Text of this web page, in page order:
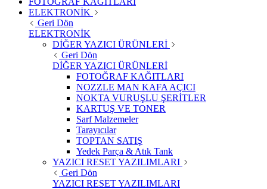
ELEKTRONİK
Geri Dön
ELEKTRONİK
DİĞER YAZICI ÜRÜNLERİ
Geri Dön
DİĞER YAZICI ÜRÜNLERİ
FOTOĞRAF KAĞITLARI
NOZZLE MAN KAFA AÇICI
NOKTA VURUŞLU ŞERİTLER
KARTUŞ VE TONER
Sarf Malzemeler
Tarayıcılar
TOPTAN SATIŞ
Yedek Parça & Atık Tank
YAZICI RESET YAZILIMLARI
Geri Dön
YAZICI RESET YAZILIMLARI